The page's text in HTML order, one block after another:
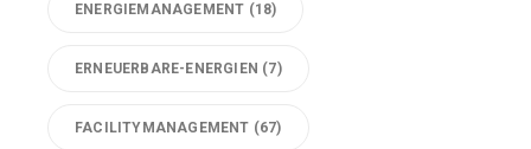
ENERGIEMANAGEMENT (18)
ERNEUERBARE-ENERGIEN (7)
FACILITYMANAGEMENT (67)